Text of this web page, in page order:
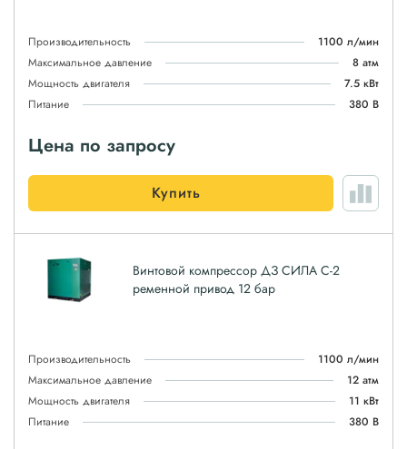
Производительность
1100 л/мин
Максимальное давление
8 атм
Мощность двигателя
7.5 кВт
Питание
380 В
Цена по запросу
Купить
Винтовой компрессор ДЗ СИЛА С-2
ременной привод 12 бар
Производительность
1100 л/мин
Максимальное давление
12 атм
Мощность двигателя
11 кВт
Питание
380 В